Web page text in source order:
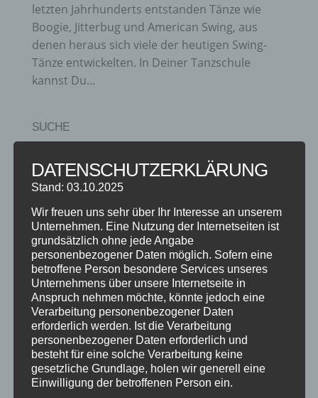
letzten Jahrhunderts entstanden Tänze wie
Boogie, Jitterbug und American Swing, aus
denen heraus sich viele der heutigen Swing-
Tänze entwickelten. In Deiner Tanzschule
kannst Du...
SUCHE
SCHNUPPERTAG 2026
Abschlussball 2026
WEIHNACHTSFERIEN
KATEGORIEN
Kategorien
SCHLAGWÖRTER
DATENSCHUTZERKLÄRUNG
Stand: 03.10.2025
Wir freuen uns sehr über Ihr Interesse an unserem
Unternehmen. Eine Nutzung der Internetseiten ist
grundsätzlich ohne jede Angabe
personenbezogener Daten möglich. Sofern eine
betroffene Person besondere Services unseres
Unternehmens über unsere Internetseite in
Anspruch nehmen möchte, könnte jedoch eine
Verarbeitung personenbezogener Daten
erforderlich werden. Ist die Verarbeitung
personenbezogener Daten erforderlich und
besteht für eine solche Verarbeitung keine
gesetzliche Grundlage, holen wir generell eine
Einwilligung der betroffenen Person ein.